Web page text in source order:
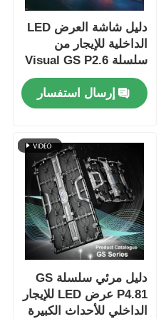
دليل شاشة العرض LED
الداخلية للإيجار من
سلسلة Visual GS P2.6
لكنيسة المؤتمرات، 7680
هرتز بدون شاشة سوداء
CE
إرسال استفسار
دليل مرئي سلسلة GS
P4.81 عرض LED للإيجار
الداخلي للأحداث الكبيرة